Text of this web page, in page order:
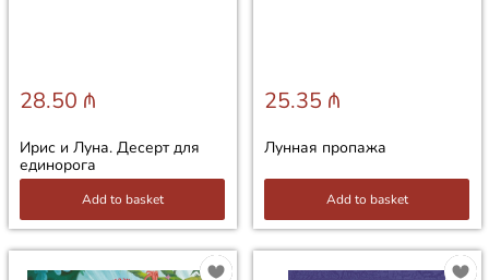
28.50 ₼
Ирис и Луна. Десерт для
единорога
Add to basket
25.35 ₼
Лунная пропажа
Add to basket